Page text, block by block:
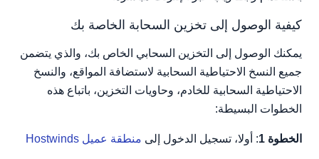
كيفية الوصول إلى تخزين السحابة الخاصة بك
يمكنك الوصول إلى التخزين السحابي الخاص بك، والذي يتضمن
جميع النسخ الاحتياطية السحابية لاستضافة المواقع، والنسخ
الاحتياطية السحابية للخادم، وحاويات التخزين، باتباع هذه
الخطوات البسيطة:
الخطوة 1 : أولا، تسجيل الدخول إلى منطقة عميل Hostwinds